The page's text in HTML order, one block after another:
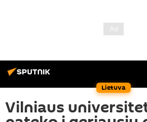
Lietuva
Vilniaus